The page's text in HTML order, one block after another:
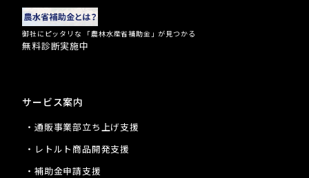
御社にピッタリな 「農林水産省補助金」が見つかる
無料診断実施中
サービス案内
・通販事業部立ち上げ支援
・レトルト商品開発支援
・補助金申請支援